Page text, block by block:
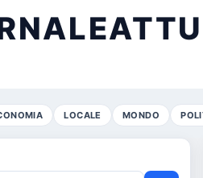
LOCALE MONDO